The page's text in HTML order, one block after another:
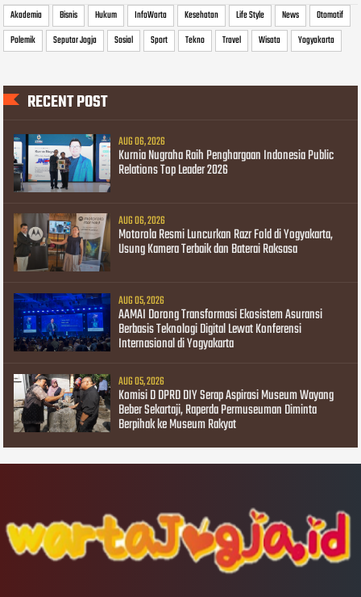
Akademia Bisnis Hukum InfoWarta Kesehatan Life Style News
Otomotif
Polemik
Seputar Jogja Sosial Sport Tekno Travel Wisata Yogyakarta
RECENT POST
AUG 06, 2026
Kurnia Nugraha Raih Penghargaan Indonesia Public
Relations Top Leader 2026
AUG 06, 2026
Motorola Resmi Luncurkan Razr Fold di Yogyakarta,
Usung Kamera Terbaik dan Baterai Raksasa
AUG 05, 2026
AAMAI Dorong Transformasi Ekosistem Asuransi
Berbasis Teknologi Digital Lewat Konferensi
Internasional di Yogyakarta
AUG 05, 2026
Komisi D DPRD DIY Serap Aspirasi Museum Wayang
Beber Sekartaji, Raperda Permuseuman Diminta
Berpihak ke Museum Rakyat